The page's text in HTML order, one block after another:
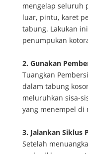
mengelap seluruh
luar, pintu, karet
tabung. Lakukan
penumpukan
2. Gunakan
Tuangkan
dalam tabung
meluruhkan sisa-
yang menempel di
3. Jalankan Siklus
Setelah